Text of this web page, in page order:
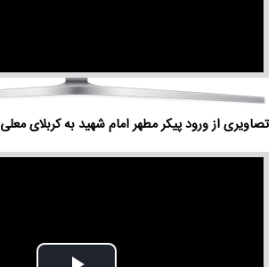
تصاویری از ورود پیکر مطهر امام شهید به کربلای معلی